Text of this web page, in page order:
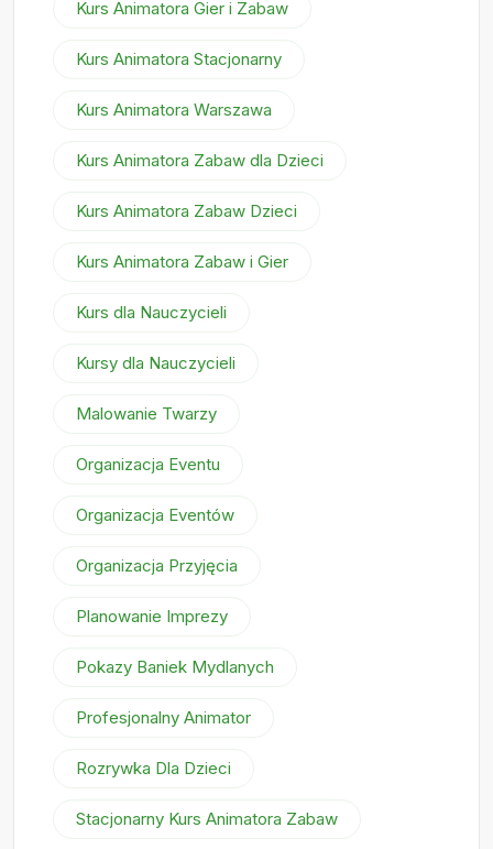
Kurs Animatora Gier i Zabaw
Kurs Animatora Stacjonarny
Kurs Animatora Warszawa
Kurs Animatora Zabaw dla Dzieci
Kurs Animatora Zabaw Dzieci
Kurs Animatora Zabaw i Gier
Kurs dla Nauczycieli
Kursy dla Nauczycieli
Malowanie Twarzy
Organizacja Eventu
Organizacja Eventów
Organizacja Przyjęcia
Planowanie Imprezy
Pokazy Baniek Mydlanych
Profesjonalny Animator
Rozrywka Dla Dzieci
Stacjonarny Kurs Animatora Zabaw